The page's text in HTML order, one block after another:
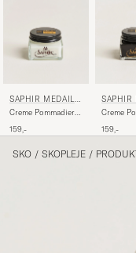
SAPHIR MEDAILL
E D'OR
Creme Pommadier
159,-
SAPHIR
E D'OR
Creme
159,-
SKO / SKOPLEJE /